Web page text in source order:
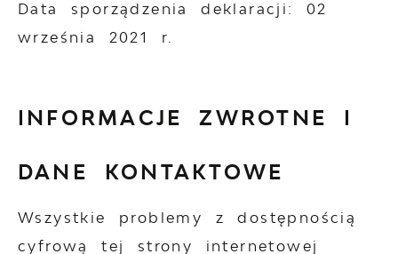
Data sporządzenia deklaracji: 02
września 2021 r.
INFORMACJE ZWROTNE I
DANE KONTAKTOWE
Wszystkie problemy z dostępnością
cyfrową tej strony internetowej